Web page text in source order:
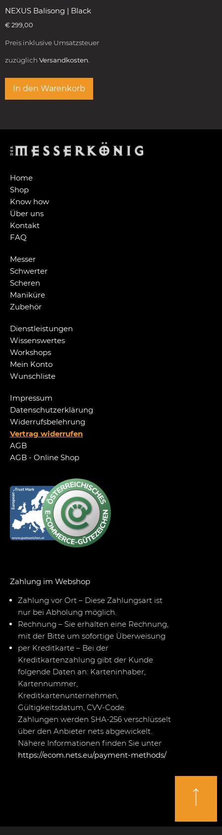
NEXUS Balisong | Black
€ 299,00
Preis inklusive Umsatzsteuer
zuzüglich Versandkosten.
In den Warenkorb
Home
Shop
Know how
Über uns
Kontakt
FAQ
Messer
Schwerter
Scheren
Maniküre
Zubehör
Dienstleistungen
Wissenswertes
Workshops
Mein Konto
Wunschliste
Impressum
Datenschutzerklärung
Widerrufsbelehrung
Vertrag widerrufen
AGB
AGB - Online Shop
Zahlung im Webshop
Zahlung vor Ort – Diese Zahlungsart ist
nur bei Abholung möglich.
Rechnung – Sie erhalten eine Rechnung,
mit der Bitte um sofortige Überweisung
per Kreditkarte – Bei der
Kreditkartenzahlung gibt der Kunde
folgende Daten an: Karteninhaber,
Kartennummer,
Kreditkartenunternehmen,
Gültigkeitsdatum, CVV-Code.
Zahlungen werden SHA-256 verschlüsselt
über den Anbieter nets abgewickelt.
Nähere Informationen finden Sie unter
https://ecom.nets.eu/payment-methods/